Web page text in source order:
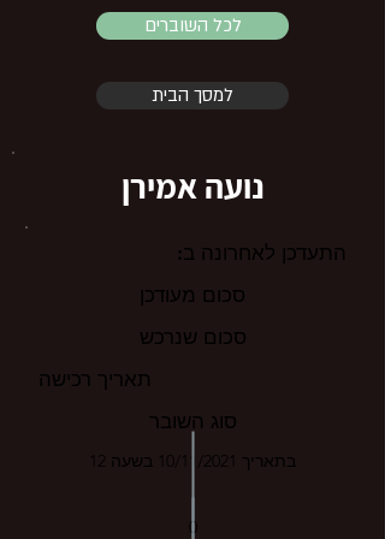
לכל השוברים
למסך הבית
נועה אמירן
התעדכן לאחרונה ב:
סכום מעודכן
סכום שנרכש
תאריך רכישה
סוג השובר
בתאריך 10/11/2021 בשעה 12
0